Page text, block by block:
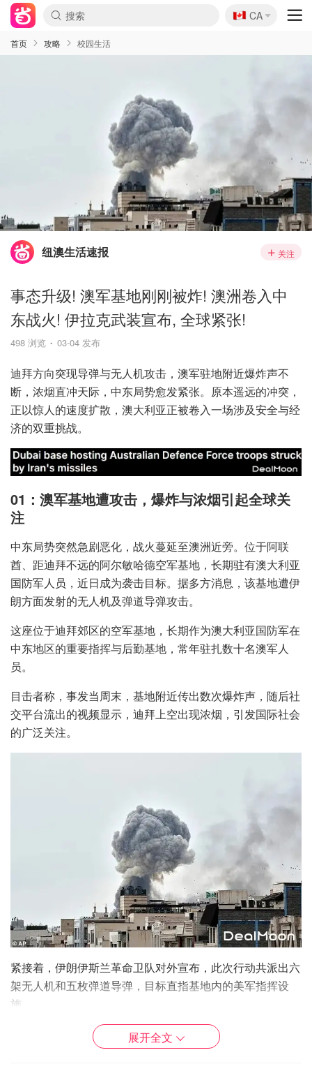
🇨🇦
CA
首页 攻略 校园生活
纽澳生活速报 关注
事态升级! 澳军基地刚刚被炸! 澳洲卷入中
东战火! 伊拉克武装宣布, 全球紧张!
498 浏览 03-04 发布
迪拜方向突现导弹与无人机攻击，澳军驻地附近爆炸声不
断，浓烟直冲天际，中东局势愈发紧张。原本遥远的冲突，
正以惊人的速度扩散，澳大利亚正被卷入一场涉及安全与经
济的双重挑战。
01：澳军基地遭攻击，爆炸与浓烟引起全球关
注
中东局势突然急剧恶化，战火蔓延至澳洲近旁。位于阿联
酋、距迪拜不远的阿尔敏哈德空军基地，长期驻有澳大利亚
国防军人员，近日成为袭击目标。据多方消息，该基地遭伊
朗方面发射的无人机及弹道导弹攻击。
这座位于迪拜郊区的空军基地，长期作为澳大利亚国防军在
中东地区的重要指挥与后勤基地，常年驻扎数十名澳军人
员。
目击者称，事发当周末，基地附近传出数次爆炸声，随后社
交平台流出的视频显示，迪拜上空出现浓烟，引发国际社会
的广泛关注。
紧接着，伊朗伊斯兰革命卫队对外宣布，此次行动共派出六
架无人机和五枚弹道导弹，目标直指基地内的美军指挥设
施。
澳大利亚国防部长理查德·马尔斯周二确认，基地的确遭到
攻击，但强调所有澳军人员均已安全撤离，确认没有伤亡。
展开全文